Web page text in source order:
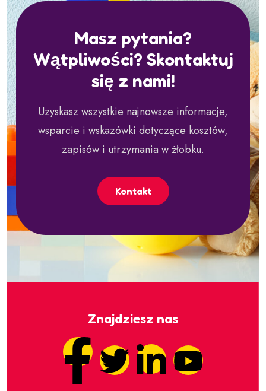
Masz pytania?
Wątpliwości? Skontaktuj
się z nami!
Uzyskasz wszystkie najnowsze informacje,
wsparcie i wskazówki dotyczące kosztów,
zapisów i utrzymania w żłobku.
Kontakt
Znajdziesz nas